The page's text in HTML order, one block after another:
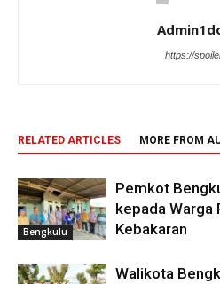
https://
RELATED ARTICLES MORE FROM
Bengkulu
Pemkot
kepada Warga
Kebakaran
Walikota